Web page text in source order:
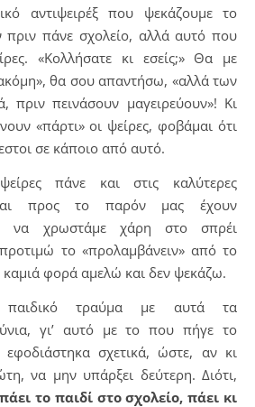
αντιψειρέξ που ψεκάζουμε το
πριν πάνε σχολείο, αλλά αυτό που
«Κολλήσατε κι εσείς;» Θα με
θα σου απαντήσω, «αλλά των
πριν πεινάσουν μαγειρεύουν»! Κι
«πάρτι» οι ψείρες, φοβάμαι ότι
σε κάποιο από αυτό.
πάνε και στις καλύτερες
προς το παρόν μας έχουν
να χρωστάμε χάρη στο σπρέι
το «προλαμβάνειν» από το
καμιά φορά αμελώ και δεν ψεκάζω.
τραύμα με αυτά τα
γι’ αυτό με το που πήγε το
εφοδιάστηκα σχετικά, ώστε, αν κι
να μην υπάρξει δεύτερη. Διότι,
το παιδί στο σχολείο, πάει κι